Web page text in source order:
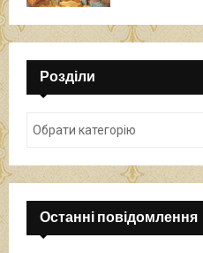
Розділи
Останні повідомлення